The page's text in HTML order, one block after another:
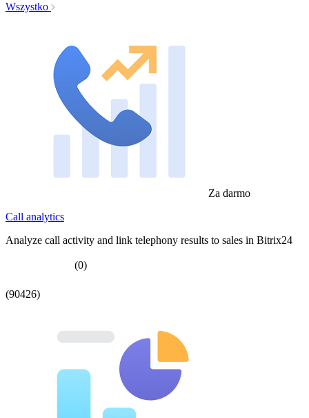
Wszystko
Za darmo
Call analytics
Analyze call activity and link telephony results to sales in Bitrix24
(0)
(90426)